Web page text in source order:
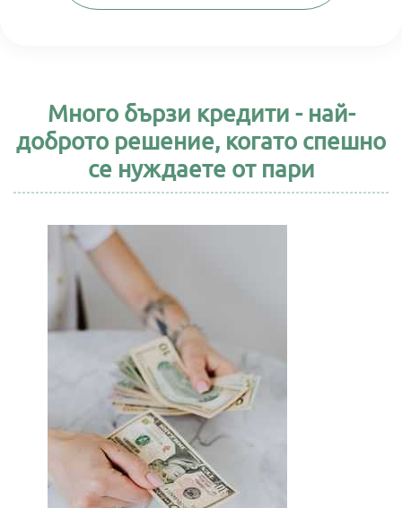
Много бързи кредити - най-
доброто решение, когато спешно
се нуждаете от пари